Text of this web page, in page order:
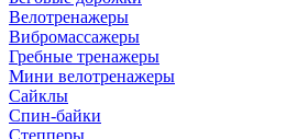
Велотренажеры
Вибромассажеры
Гребные тренажеры
Мини велотренажеры
Сайклы
Спин-байки
Степперы